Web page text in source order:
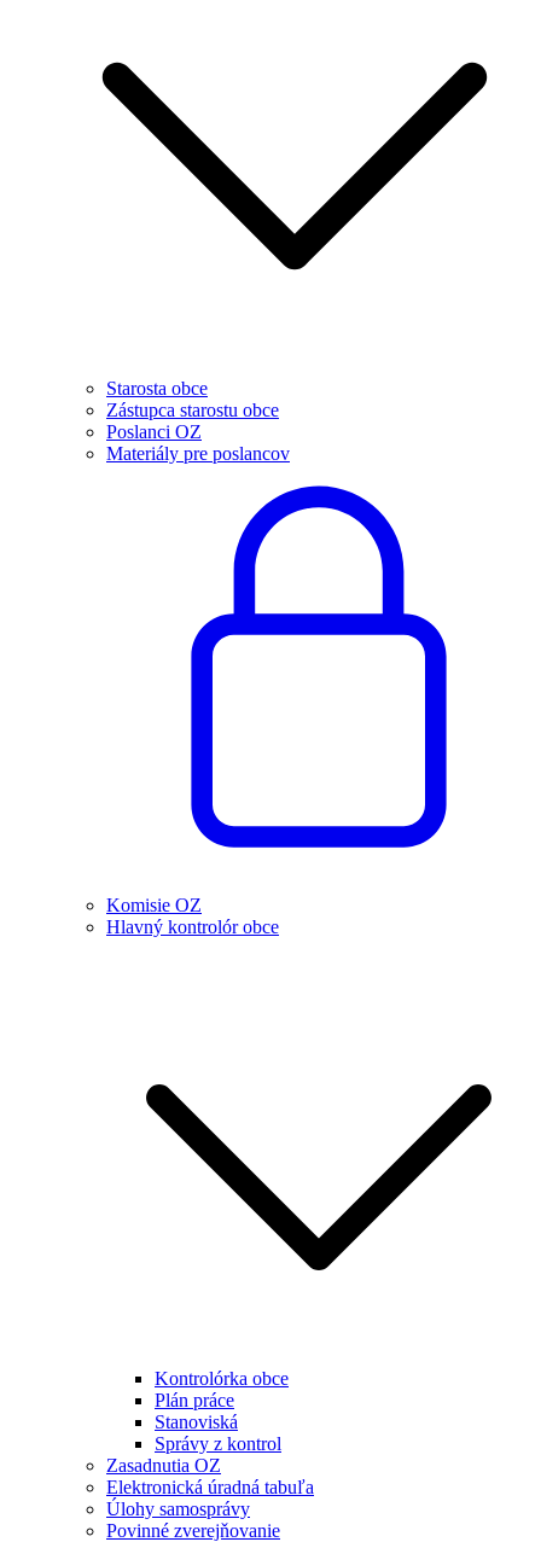
Starosta obce
Zástupca starostu obce
Poslanci OZ
Materiály pre poslancov
Komisie OZ
Hlavný kontrolór obce
Kontrolórka obce
Plán práce
Stanoviská
Správy z kontrol
Zasadnutia OZ
Elektronická úradná tabuľa
Úlohy samosprávy
Povinné zverejňovanie